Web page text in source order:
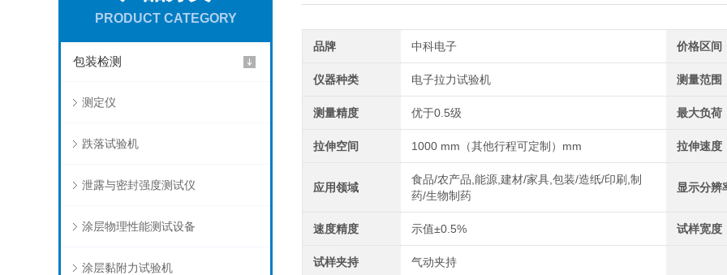
PRODUCT CATEGORY
包装检测
测定仪
跌落试验机
泄露与密封强度测试仪
涂层物理性能测试设备
涂层黏附力试验机
品牌 中科电子 价格区间
仪器种类 电子拉力试验机 测量范围
测量精度 优于0.5级 最大负荷
拉伸空间 1000 mm（其他行程可定制）mm 拉伸速度
应用领域
食品/农产品,能源,建材/家具,包装/造纸/印刷,制
药/生物制药
显示分辨
速度精度 示值±0.5% 试样宽度
试样夹持 气动夹持